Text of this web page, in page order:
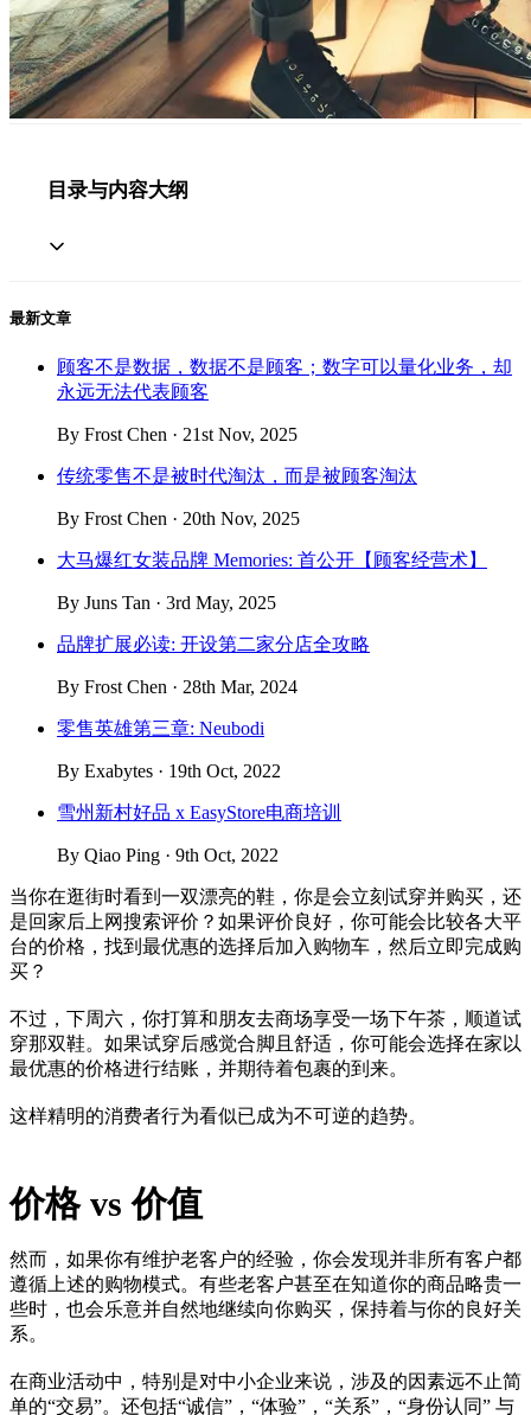
目录与内容大纲
最新文章
顾客不是数据，数据不是顾客；数字可以量化业务，却
永远无法代表顾客
By Frost Chen · 21st Nov, 2025
传统零售不是被时代淘汰，而是被顾客淘汰
By Frost Chen · 20th Nov, 2025
大马爆红女装品牌 Memories: 首公开【顾客经营术】
By Juns Tan · 3rd May, 2025
品牌扩展必读: 开设第二家分店全攻略
By Frost Chen · 28th Mar, 2024
零售英雄第三章: Neubodi
By Exabytes · 19th Oct, 2022
雪州新村好品 x EasyStore电商培训
By Qiao Ping · 9th Oct, 2022
当你在逛街时看到一双漂亮的鞋，你是会立刻试穿并购买，还
是回家后上网搜索评价？如果评价良好，你可能会比较各大平
台的价格，找到最优惠的选择后加入购物车，然后立即完成购
买？
不过，下周六，你打算和朋友去商场享受一场下午茶，顺道试
穿那双鞋。如果试穿后感觉合脚且舒适，你可能会选择在家以
最优惠的价格进行结账，并期待着包裹的到来。
这样精明的消费者行为看似已成为不可逆的趋势。
价格 vs 价值
然而，如果你有维护老客户的经验，你会发现并非所有客户都
遵循上述的购物模式。有些老客户甚至在知道你的商品略贵一
些时，也会乐意并自然地继续向你购买，保持着与你的良好关
系。
在商业活动中，特别是对中小企业来说，涉及的因素远不止简
单的“交易”。还包括“诚信”，“体验”，“关系”，“身份认同” 与